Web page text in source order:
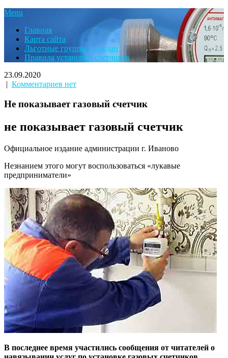
Menu
Главная
Карта сайта
Льготные группы граждан
Правила установки счетчиков
23.09.2020
| Комментариев нет
Не показывает газовый счетчик
не показывает газовый счетчик
Официальное издание администрации г. Иваново
Незнанием этого могут воспользоваться «лукавые
предприниматели»
В последнее время участились сообщения от читателей о